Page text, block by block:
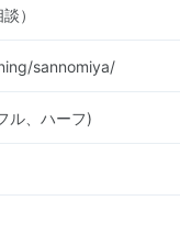
）
sannomiya/
ル、ハーフ)